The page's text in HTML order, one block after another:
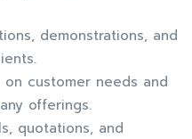
demonstrations, and
on customer needs and
offerings.
quotations, and